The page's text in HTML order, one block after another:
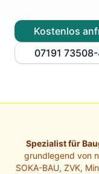
Kostenlos
07191
Spezialist für
grundlegend von
SOKA-BAU, ZVK,
Lohnabrechnung
Lohnabrechnung
Lohnabrechnung
Finanzbuchhaltung
Finanzbuchhaltung
Finanzbuchhaltung
Finanzbuchhaltung